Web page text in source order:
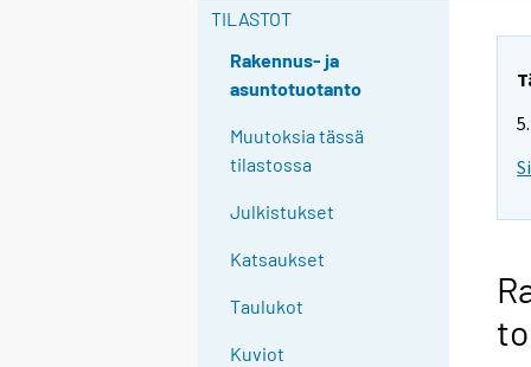
TILASTOT
Rakennus- ja
asuntotuotanto
Muutoksia tässä
tilastossa
Julkistukset
Katsaukset
Taulukot
Kuviot